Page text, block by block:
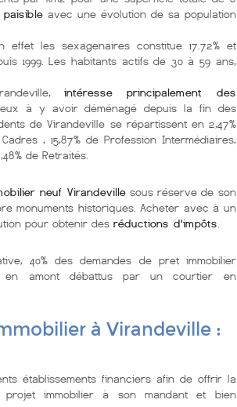
paisibleavec une évolution de sa population
effet les sexagenaires constitue 17.72% et
1999. Les habitants actifs de 30 à 59 ans,
intéresse principalement des
à y avoir déménagé depuis la fin des
de Virandeville se répartissent en 2,47%
, 15,87% de Profession Intermédiaires,
de Retraités.
neuf Virandevillesous réserve de son
monuments historiques. Acheter avec à un
pour obtenir des réductions d'impôts
40% des demandes de pret immobilier
amont débattus par un courtier en
à Virandeville :
établissements financiers afin de offrir la
immobilier à son mandant et bien